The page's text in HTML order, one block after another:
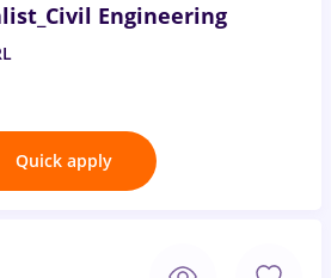
Engineering
Quick apply